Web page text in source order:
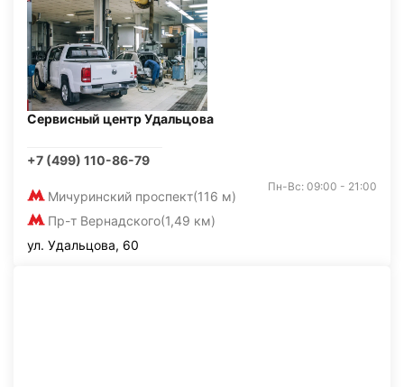
Сервисный центр Удальцова
+7 (499) 110-86-79
Мичуринский проспект(116 м)
Пр-т Вернадского(1,49 км)
Пн-Вс: 09:00 - 21:00
ул. Удальцова, 60